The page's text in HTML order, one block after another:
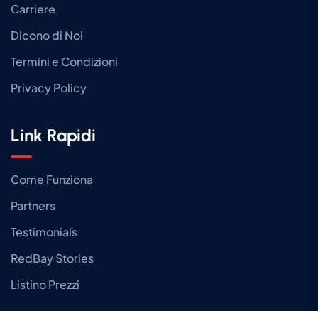
Carriere
Dicono di Noi
Termini e Condizioni
Privacy Policy
Link Rapidi
Come Funziona
Partners
Testimonials
RedBay Stories
Listino Prezzi